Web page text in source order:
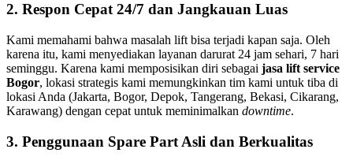
2. Respon Cepat 24/7 dan Jangkauan Luas
Kami memahami bahwa masalah lift bisa terjadi kapan saja. Oleh
karena itu, kami menyediakan layanan darurat 24 jam sehari, 7 hari
seminggu. Karena kami memposisikan diri sebagai jasa lift service
Bogor, lokasi strategis kami memungkinkan tim kami untuk tiba di
lokasi Anda (Jakarta, Bogor, Depok, Tangerang, Bekasi, Cikarang,
Karawang) dengan cepat untuk meminimalkan downtime.
3. Penggunaan Spare Part Asli dan Berkualitas